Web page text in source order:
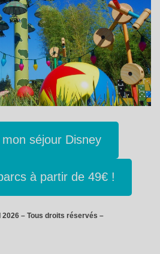
séjour Disney
à partir de 49€ !
– Tous droits réservés –